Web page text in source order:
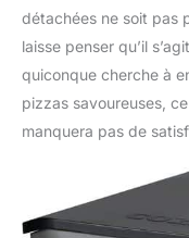
détachées ne soit pas
laisse penser qu’il
quiconque cherche à
pizzas savoureuses,
manquera pas de